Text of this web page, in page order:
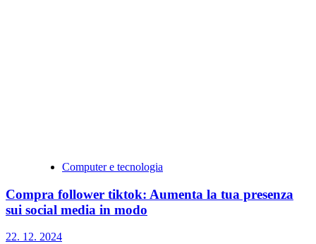
Computer e tecnologia
Compra follower tiktok: Aumenta la tua presenza
sui social media in modo
22. 12. 2024